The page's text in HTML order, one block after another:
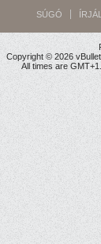
SÚGÓ
Copyright © 2026
All times are